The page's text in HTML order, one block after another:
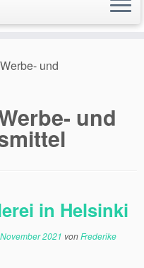
und
und
in Helsinki
2021 vonFrederike